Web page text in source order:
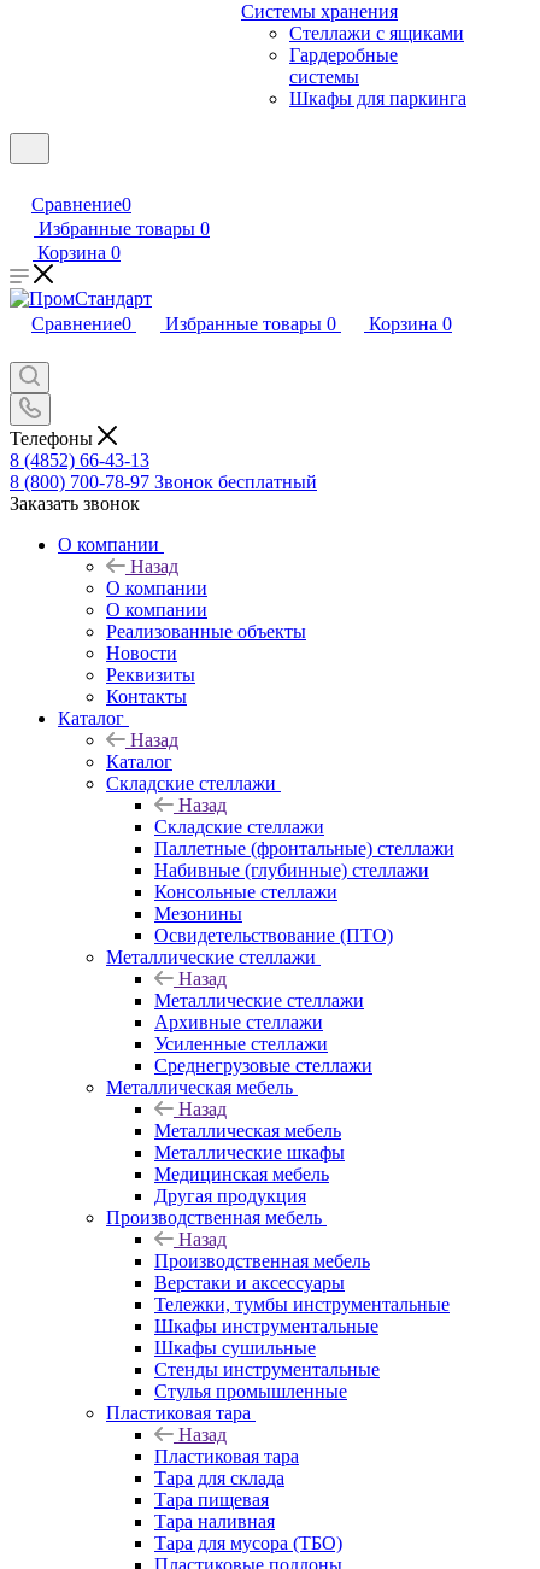
Системы хранения
Стеллажи с ящиками
Гардеробные
системы
Шкафы для паркинга
Сравнение0
Избранные товары 0
Корзина 0
Сравнение0 Избранные товары 0 Корзина 0
Телефоны
8 (4852) 66-43-13
8 (800) 700-78-97 Звонок бесплатный
Заказать звонок
О компании
Назад
О компании
О компании
Реализованные объекты
Новости
Реквизиты
Контакты
Каталог
Назад
Каталог
Складские стеллажи
Назад
Складские стеллажи
Паллетные (фронтальные) стеллажи
Набивные (глубинные) стеллажи
Консольные стеллажи
Мезонины
Освидетельствование (ПТО)
Металлические стеллажи
Назад
Металлические стеллажи
Архивные стеллажи
Усиленные стеллажи
Среднегрузовые стеллажи
Металлическая мебель
Назад
Металлическая мебель
Металлические шкафы
Медицинская мебель
Другая продукция
Производственная мебель
Назад
Производственная мебель
Верстаки и аксессуары
Тележки, тумбы инструментальные
Шкафы инструментальные
Шкафы сушильные
Стенды инструментальные
Cтулья промышленные
Пластиковая тара
Назад
Пластиковая тара
Тара для склада
Тара пищевая
Тара наливная
Тара для мусора (ТБО)
Пластиковые поддоны